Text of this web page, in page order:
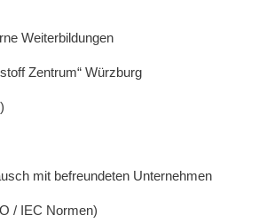
Weiterbildungen
Zentrum“ Würzburg
mit befreundeten Unternehmen
/ IEC Normen)